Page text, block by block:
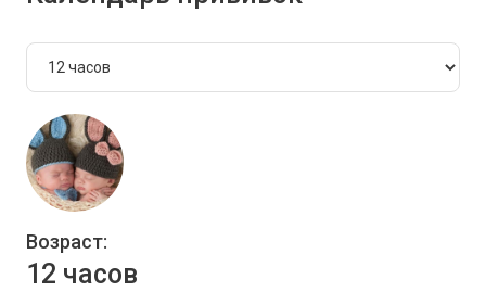
Возраст:
12 часов